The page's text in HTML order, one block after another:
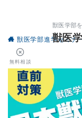
獣医学部
獣医
無料相談
獣医学部進学セミナ